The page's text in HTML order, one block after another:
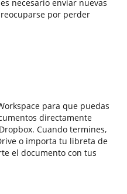
necesario enviar nuevas
por perder
para que puedas
directamente
Cuando termines,
o importa tu libreta de
el documento con tus